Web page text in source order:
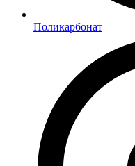
Поликарбонат